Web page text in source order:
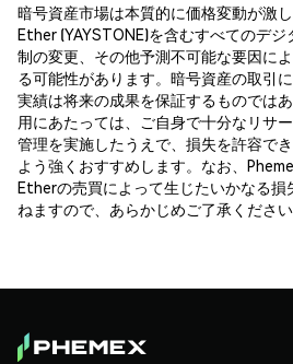
暗号資産市場は本質的に価格変動が激
Ether (YAYSTONE)を含むすべてのデ
制の変更、その他予測不可能な要因に
る可能性があります。暗号資産の取引
実績は将来の成果を保証するものでは
用にあたっては、ご自身で十分なリサ
管理を実施したうえで、損失を許容で
よう強くおすすめします。なお、
Etherの売買によって生じたいかなる損
ねますので、あらかじめご了承ください